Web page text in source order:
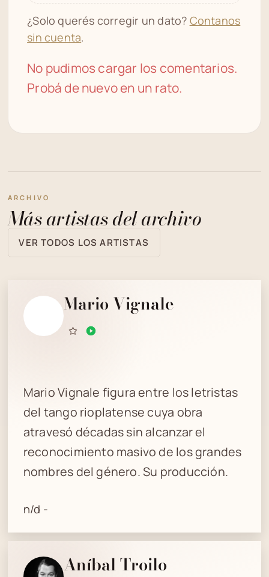
¿Solo querés corregir un dato? Contanos
sin cuenta.
No pudimos cargar los comentarios.
Probá de nuevo en un rato.
ARCHIVO
Más artistas del archivo
VER TODOS LOS ARTISTAS
Mario Vignale
Mario Vignale figura entre los letristas
del tango rioplatense cuya obra
atravesó décadas sin alcanzar el
reconocimiento masivo de los grandes
nombres del género. Su producción.
n/d -
Aníbal Troilo